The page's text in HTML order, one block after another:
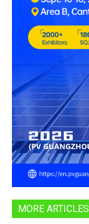
MORE ARTICLES